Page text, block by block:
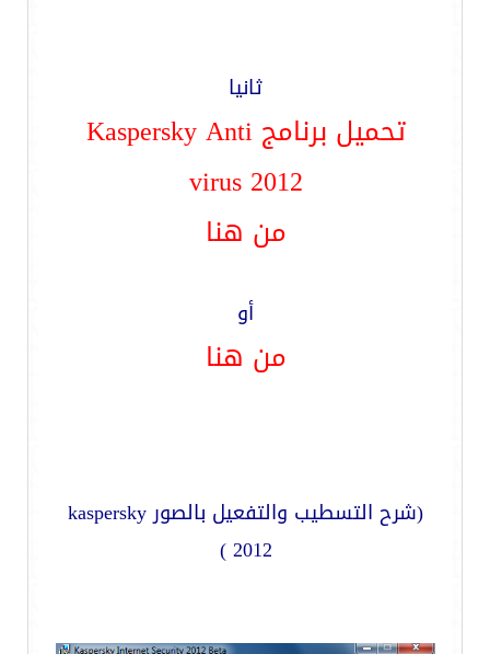
ثانيا
تحميل برنامج Kaspersky Anti
virus 2012
من هنا
أو
من هنا
(شرح التسطيب والتفعيل بالصور kaspersky
2012 )